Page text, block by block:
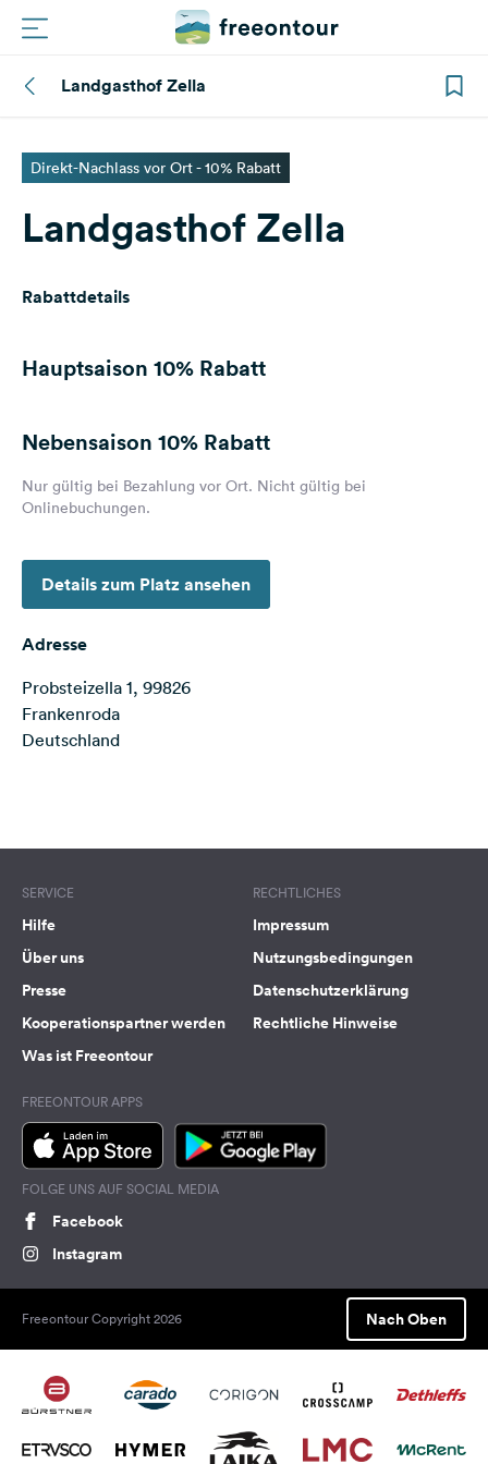
Routen
Plätze
Magazin
Einloggen
Newsletter
Fragen &
Feedback
Deutsch
Folge
auf
Social
Media
Landgasthof Zella
Direkt-Nachlass vor Ort - 10% Rabatt
Landgasthof Zella
Rabattdetails
Hauptsaison 10% Rabatt
Nebensaison 10% Rabatt
Nur gültig bei Bezahlung vor Ort. Nicht gültig bei
Onlinebuchungen.
Details zum Platz ansehen
Adresse
Probsteizella 1, 99826
Frankenroda
Deutschland
SERVICE
Hilfe
Über uns
Presse
Kooperationspartner werden
Was ist Freeontour
RECHTLICHES
Impressum
Nutzungsbedingungen
Datenschutzerklärung
Rechtliche Hinweise
FREEONTOUR APPS
FOLGE UNS AUF SOCIAL MEDIA
Facebook
Instagram
Freeontour Copyright 2026 Nach Oben